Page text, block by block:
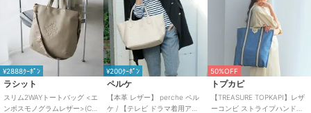
¥2888ｸｰﾎﾟﾝ
ラシット
スリム2WAYトートバッグ <エ
ンボスモノグラムレザー>(CE-
¥200ｸｰﾎﾟﾝ
ペルケ
【本革 レザー】 perche ペル
ケ / 【テレビ ドラマ着用アイ
50%OFF
トプカピ
【TREASURE TOPKAPI】レザ
ーコンビ ストライプハンドル